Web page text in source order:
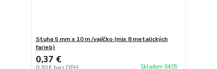
Stuha 5 mm x 10 m /vajíčko (mix 8 metalických
farieb)
0,37 €
Skladom 6405